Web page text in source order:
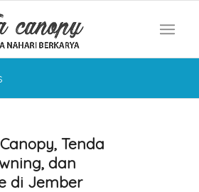
Tenda
dan
di Jember